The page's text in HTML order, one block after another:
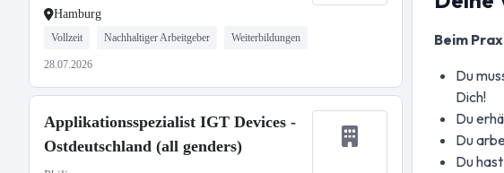
Hamburg
Vollzeit Nachhaltiger Arbeitgeber Weiterbildungen
28.07.2026
Applikationsspezialist IGT Devices -
Ostdeutschland (all genders)